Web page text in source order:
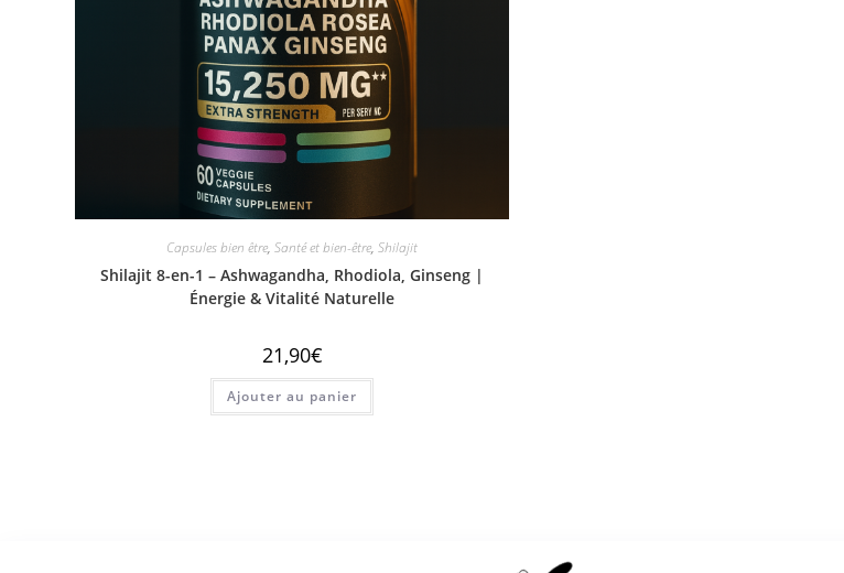
Capsules bien être,Santé et bien-être,Shilajit
Shilajit 8-en-1 – Ashwagandha, Rhodiola, Ginseng |
Énergie & Vitalité Naturelle
21,90€
Ajouter au panier